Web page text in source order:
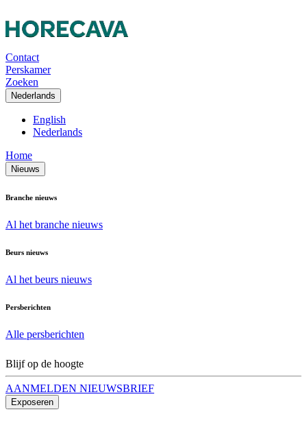
Contact
Perskamer
Zoeken
Nederlands
English
Nederlands
Home
Nieuws
Branche nieuws
Al het branche nieuws
Beurs nieuws
Al het beurs nieuws
Persberichten
Alle persberichten
Blijf op de hoogte
AANMELDEN NIEUWSBRIEF
Exposeren